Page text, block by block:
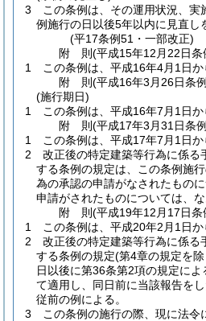
3
この条例は、その運用状況、実
例施行の日以後5年以内に見直し
(平17条例51・一部改正)
附 則(平成15年12月22日条
1
この条例は、平成16年4月1日か
附 則(平成16年3月26日条
(施行期日)
1
この条例は、平成16年7月1日か
附 則(平成17年3月31日条
1
この条例は、平成17年7月1日か
2
改正後の特定建築等行為に係る
する条例の規定は、この条例施
為の承認の申請がなされたもの
申請がされたものについては、な
附 則(平成19年12月17日条
1
この条例は、平成20年2月1日か
2
改正後の特定建築等行為に係る
する条例の規定(第4章の規定を
日以後に第36条第2項の規定に
て適用し、同日前に当該報告を
従前の例による。
3
この条例の施行の際、現に法令